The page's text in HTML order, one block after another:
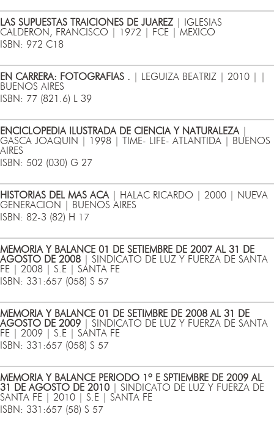
LAS SUPUESTAS TRAICIONES DE JUAREZ | IGLESIAS
CALDERON, FRANCISCO | 1972 | FCE | MEXICO
ISBN: 972 C18
EN CARRERA: FOTOGRAFIAS . | LEGUIZA BEATRIZ | 2010 | |
BUENOS AIRES
ISBN: 77 (821.6) L 39
ENCICLOPEDIA ILUSTRADA DE CIENCIA Y NATURALEZA
GASCA JOAQUIN | 1998 | TIME- LIFE- ATLANTIDA | BUENOS
AIRES
ISBN: 502 (030) G 27
HISTORIAS DEL MAS ACA | HALAC RICARDO | 2000 | NUEVA
GENERACION | BUENOS AIRES
ISBN: 82-3 (82) H 17
MEMORIA Y BALANCE 01 DE SETIEMBRE DE 2007 AL 31 DE
AGOSTO DE 2008 | SINDICATO DE LUZ Y FUERZA DE SANTA
FE | 2008 | S.E | SANTA FE
ISBN: 331:657 (058) S 57
MEMORIA Y BALANCE 01 DE SETIMBRE DE 2008 AL 31 DE
AGOSTO DE 2009 | SINDICATO DE LUZ Y FUERZA DE SANTA
FE | 2009 | S.E | SANTA FE
ISBN: 331:657 (058) S 57
MEMORIA Y BALANCE PERIODO 1º E SPTIEMBRE DE 2009 AL
31 DE AGOSTO DE 2010 | SINDICATO DE LUZ Y FUERZA DE
SANTA FE | 2010 | S.E | SANTA FE
ISBN: 331:657 (58) S 57